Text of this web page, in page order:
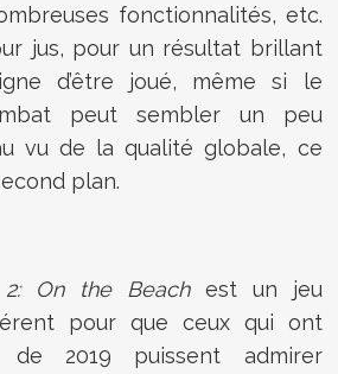
fonctionnalités, etc.
jus, pour un résultat brillant
d’être joué, même si le
peut sembler un peu
vu de la qualité globale, ce
plan.
2: On the Beachest un jeu
pour que ceux qui ont
de 2019 puissent admirer